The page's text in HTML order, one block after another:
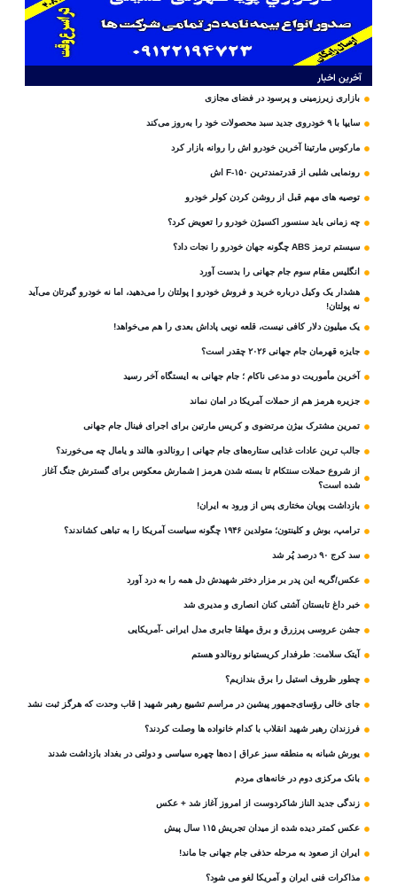
آخرین اخبار
بازاری زیرزمینی و پرسود در فضای مجازی
سایپا با ۹ خودروی جدید سبد محصولات خود را به‌روز می‌کند
مارکوس مارتینا آخرین خودرو اش را روانه بازار کرد
رونمایی شلبی از قدرتمندترین F-۱۵۰ اش
توصیه های مهم قبل از روشن کردن کولر خودرو
چه زمانی باید سنسور اکسیژن خودرو را تعویض کرد؟
سیستم ترمز ABS چگونه جهان خودرو را نجات داد؟
انگلیس مقام سوم جام‌ جهانی را بدست آورد
هشدار یک وکیل درباره خرید و فروش خودرو | پولتان را می‌دهید، اما نه خودرو گیرتان می‌آید
نه پولتان!
یک میلیون دلار کافی نیست، قلعه‌ نویی پاداش بعدی را هم می‌خواهد!
جایزه قهرمان جام جهانی ۲۰۲۶ چقدر است؟
آخرین مأموریت دو مدعی ناکام ؛ جام جهانی به ایستگاه آخر رسید
جزیره هرمز هم از حملات آمریکا در امان نماند
تمرین مشترک بیژن مرتضوی و کریس مارتین برای اجرای فینال جام جهانی
جالب ترین عادات غذایی ستاره‌های جام جهانی | رونالدو، هالند و یامال چه می‌خورند؟
از شروع حملات سنتکام تا بسته شدن هرمز | شمارش معکوس برای گسترش جنگ آغاز
شده است؟
بازداشت پویان مختاری پس از ورود به ایران!
ترامپ، بوش و کلینتون؛ متولدین ۱۹۴۶ چگونه سیاست آمریکا را به تباهی کشاندند؟
سد کرج ۹۰ درصد پُر شد
عکس/گریه این پدر بر مزار دختر شهیدش دل همه را به درد آورد
خبر داغ تابستان آشتی کنان انصاری و مدیری شد
جشن عروسی پرزرق و برق مهلقا جابری مدل ایرانی -آمریکایی
آیتک سلامت: طرفدار کریستیانو رونالدو هستم
چطور ظروف استیل را برق بندازیم؟
جای خالی رؤسای‌جمهور پیشین در مراسم تشییع رهبر شهید | قاب وحدت که هرگز ثبت نشد
فرزندان رهبر شهید انقلاب با کدام خانواده ها وصلت کردند؟
یورش شبانه به منطقه سبز عراق | ده‌ها چهره سیاسی و دولتی در بغداد بازداشت شدند
بانک مرکزی دوم در خانه‌های مردم
زندگی جدید الناز شاکردوست از امروز آغاز شد + عکس
عکس کمتر دیده شده از میدان تجریش ۱۱۵ سال پیش
ایران از صعود به مرحله حذفی جام جهانی جا ماند!
مذاکرات فنی ایران و آمریکا لغو می شود؟